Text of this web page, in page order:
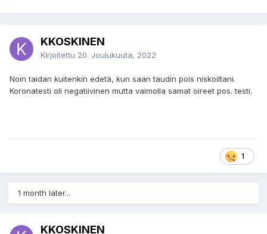
KKOSKINEN
Kirjoitettu 20. Joulukuuta, 2022
Noin taidan kuitenkin edetä, kun saan taudin pois niskoiltani.
Koronatesti oli negatiivinen mutta vaimolla samat oireet pos. testi.
1
1 month later...
KKOSKINEN